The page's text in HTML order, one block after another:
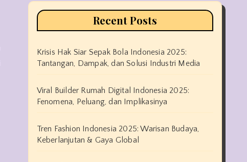
Recent Posts
Krisis Hak Siar Sepak Bola Indonesia 2025:
Tantangan, Dampak, dan Solusi Industri Media
Viral Builder Rumah Digital Indonesia 2025:
Fenomena, Peluang, dan Implikasinya
Tren Fashion Indonesia 2025: Warisan Budaya,
Keberlanjutan & Gaya Global